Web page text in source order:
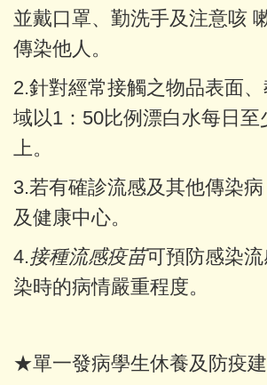
並戴口罩、勤洗手及注意咳
傳染他人。
2.針對經常接觸之物品表面
域以1：50比例漂白水每日至
上。
3.若有確診流感及其他傳染
及健康中心。
4.接種流感疫苗可預防感染
染時的病情嚴重程度。
★單一發病學生休養及防疫